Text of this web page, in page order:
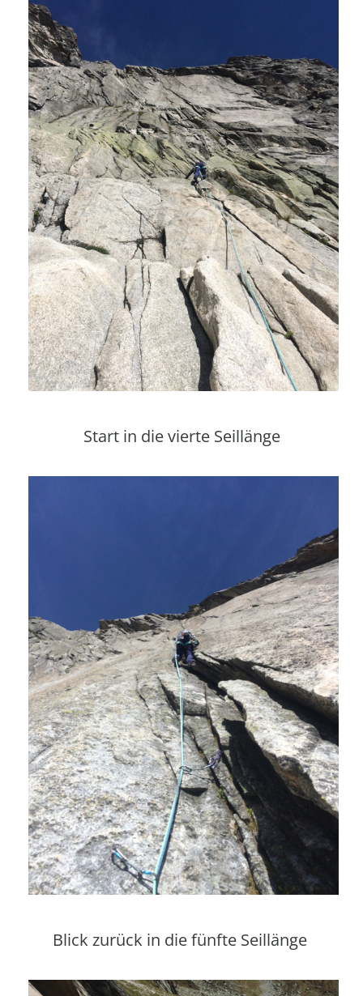
Start in die vierte Seillänge
Blick zurück in die fünfte Seillänge